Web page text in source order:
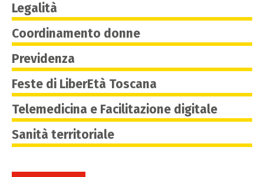
Legalità
Coordinamento donne
Previdenza
Feste di LiberEtà Toscana
Telemedicina e Facilitazione digitale
Sanità territoriale